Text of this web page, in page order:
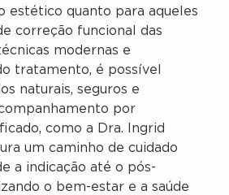
estético quanto para aqueles
correção funcional das
modernas e
tratamento, é possível
naturais, seguros e
por
como a Dra. Ingrid
um caminho de cuidado
a indicação até o pós-
o bem-estar e a saúde